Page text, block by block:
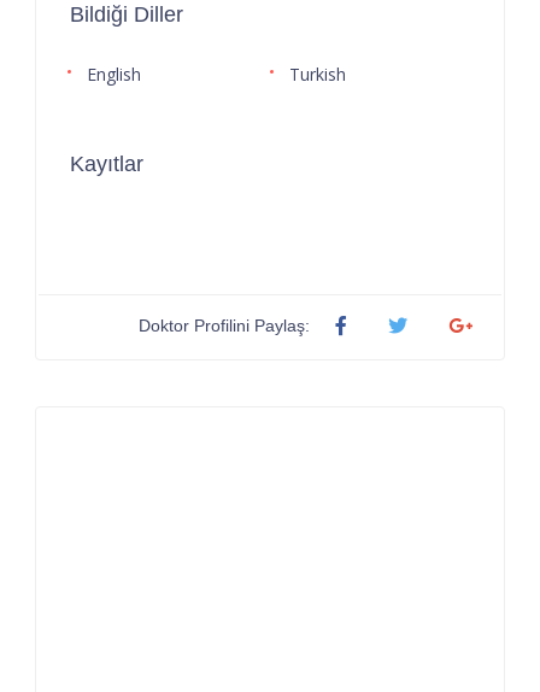
Bildiği Diller
English Turkish
Kayıtlar
Doktor Profilini Paylaş: